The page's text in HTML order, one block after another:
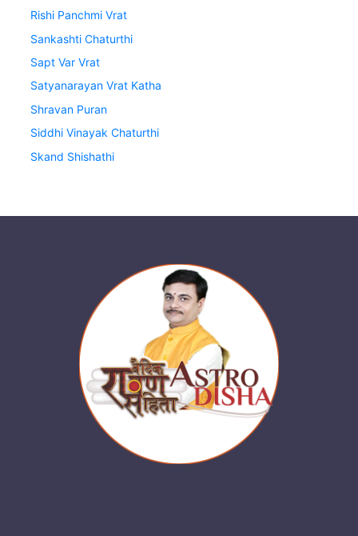
Rishi Panchmi Vrat
Sankashti Chaturthi
Sapt Var Vrat
Satyanarayan Vrat Katha
Shravan Puran
Siddhi Vinayak Chaturthi
Skand Shishathi